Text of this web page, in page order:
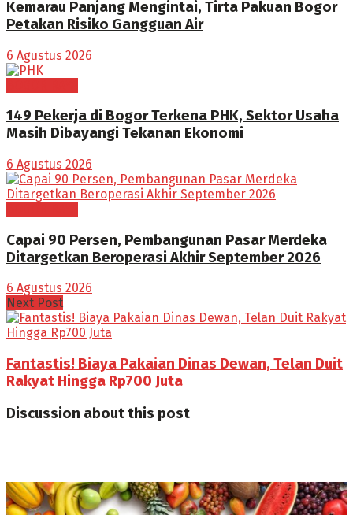
Kemarau Panjang Mengintai, Tirta Pakuan Bogor
Petakan Risiko Gangguan Air
6 Agustus 2026
149 Pekerja di Bogor Terkena PHK, Sektor Usaha
Masih Dibayangi Tekanan Ekonomi
6 Agustus 2026
Capai 90 Persen, Pembangunan Pasar Merdeka
Ditargetkan Beroperasi Akhir September 2026
6 Agustus 2026
Next Post
Fantastis! Biaya Pakaian Dinas Dewan, Telan Duit
Rakyat Hingga Rp700 Juta
Discussion about this post